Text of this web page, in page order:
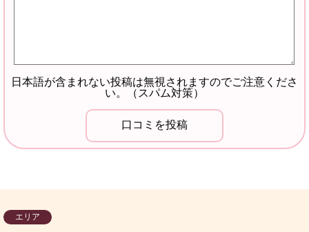
日本語が含まれない投稿は無視されますのでご注意くださ
い。（スパム対策）
エリア